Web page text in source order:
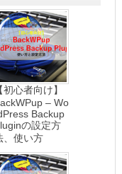
初心者向け】
– Wo
Backup
の設定方
、使い方